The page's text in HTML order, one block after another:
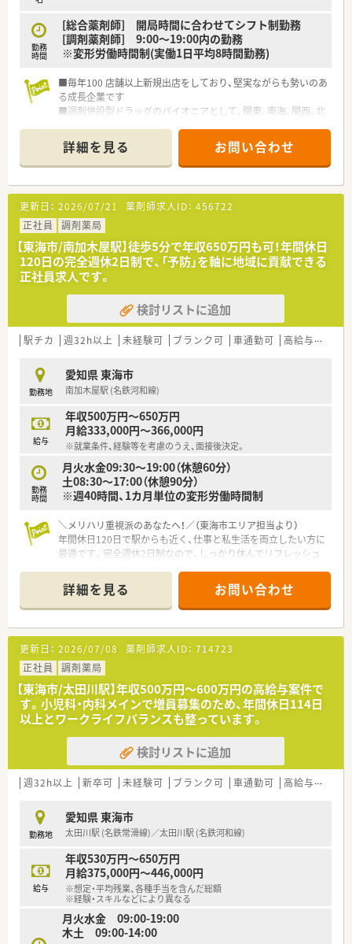
勤務
時間
[総合薬剤師] 開局時間に合わせてシフト制勤務
[調剤薬剤師] 9:00～19:00内の勤務
※変形労働時間制(実働1日平均8時間勤務)
■毎年100 店舗以上新規出店をしており、堅実ながらも勢いのあ
る成長企業です
■調剤併設型ドラッグのパイオニアとして、関東、東海、関西、北
■研修制度は様々なプランがあり、集合研修だけでなく任意で受
講可能な研修も幅広く用意されています
■店舗で活躍する従業員、社外で活躍する従業員、将来経営幹部
となる従業員など、薬剤師として様々な活躍ができるフィールド
を用意されています
■総合薬剤師・調剤薬剤師（土日休み・19時までの勤務）どちらか
の働き方を選択できます
■調剤併設型だけでなく「医療モール・クリニック併設店舗」「敷
地内薬局」「訪問調剤特化型店舗」など様々な店舗を運営してい
ます
■在宅医療にも積極的取り組んでおり「訪問調剤特化型店舗」を
50店舗以上、無菌調剤室は業界最多の51店舗設置しています
■「プラチナくるみん認定企業」「健康経営優良法人2023（大規模
法人部門）認定」等を取得し一人ひとりが働きやすい環境が整備
されています
があるのも特徴です
詳細を見る お問い合わせ
更新日： 2026/07/21 薬剤師求人ID： 456722
正社員
調剤薬局
【東海市/南加木屋駅】徒歩5分で年収650万円も可！年間休日
120日の完全週休2日制で、「予防」を軸に地域に貢献できる
正社員求人です。
検討リストに追加
駅チカ 週32h以上 未経験可 ブランク可 車通勤可 高給与(600万円以上)
勤務地
愛知県 東海市
南加木屋駅 (名鉄河和線)
給与
年収500万円～650万円
月給333,000円～366,000円
※就業条件、経験等を考慮のうえ、面接後決定。
勤務
時間
月火水金09:30～19:00（休憩60分）
土08:30～17:00（休憩90分）
※週40時間、1カ月単位の変形労働時間制
＼メリハリ重視派のあなたへ！／（東海市エリア担当より）
年間休日120日で駅からも近く、仕事と私生活を両立したい方に
最適です。完全週休2日制なので、しっかり休んでリフレッシュ
【店舗情報と応需状況について】
■最寄り駅の南加木屋駅から徒歩5分と近く、周辺には買い物に
便利な施設も揃っているため休憩時間も有意義に過ごせる立地
です。
■主な応需科目は内科や糖尿病、甲状腺となっており、1日の処
方箋枚数は15枚から40枚程度と一人ひとりに向き合える環境で
す。
■近隣の糖尿病や甲状腺を専門とするクリニックからの処方箋
がメインのため、特定の疾患に対する深い知識を習得することが
可能です。
【募集背景と求める人物像について】
■新規開設に伴う組織強化のための募集であり、新しい環境で一
緒に理想の薬局づくりに励んでくださる薬剤師の方を求めてい
■患者様やスタッフの健康を最優先に考え、アットホームで柔ら
かく寄り添うというコンセプトに共感いただける方を募集して
います。
■健康情報を自ら取りに行く姿勢を大切にしているため、主体的
かつ前向きに地域の皆様の健康をサポートできる方を歓迎いた
します。
【法人特徴について】
■愛知県内に複数の店舗を展開しており、調剤薬局事業の他にも
運営部署があるため企業としてのガバナンス体制が非常に強固
詳細を見る お問い合わせ
更新日： 2026/07/08 薬剤師求人ID： 714723
正社員
調剤薬局
【東海市/太田川駅】年収500万円～600万円の高給与案件で
す。小児科・内科メインで増員募集のため、年間休日114日
以上とワークライフバランスも整っています。
検討リストに追加
週32h以上 新卒可 未経験可 ブランク可 車通勤可 高給与(600万円以上)
勤務地
愛知県 東海市
太田川駅 (名鉄常滑線)／太田川駅 (名鉄河和線)
給与
年収530万円～650万円
月給375,000円～446,000円
※想定・平均残業、各種手当を含んだ総額
※経験・スキルなどにより異なる
月火水金 09:00-19:00
木土 09:00-14:00